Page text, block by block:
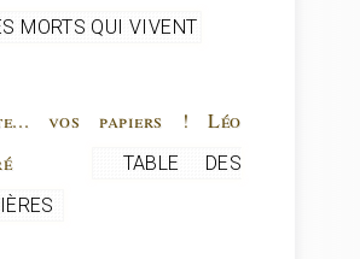
MORTS QUI VIVENT
vos papiers ! Léo
TABLE DES